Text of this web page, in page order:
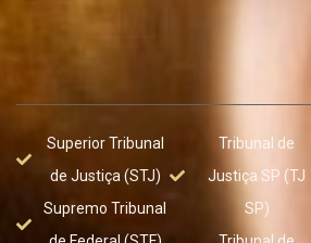
Superior Tribunal
de Justiça (STJ)
Supremo Tribunal
Tribunal de
Justiça SP (TJ
SP)